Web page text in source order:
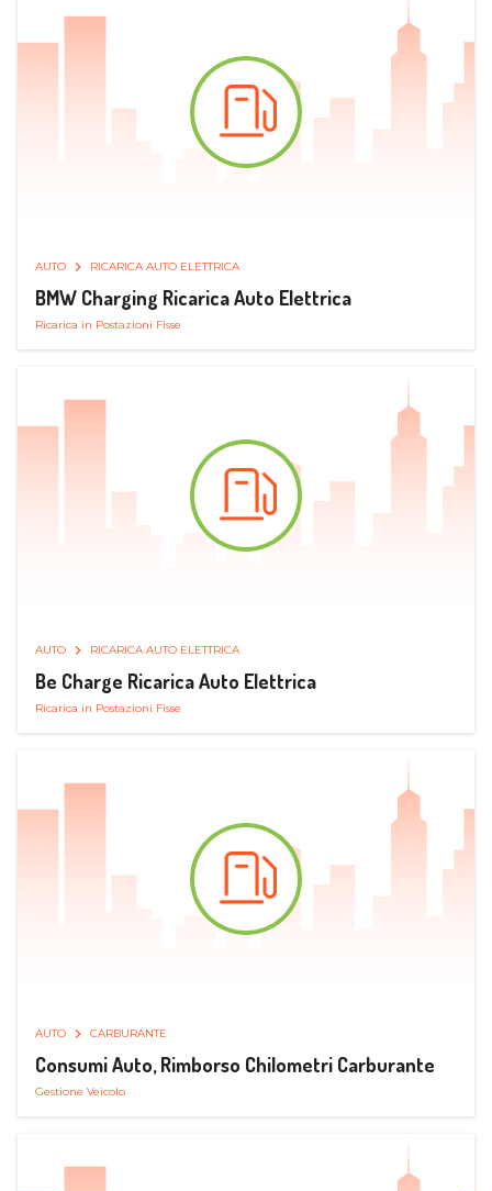
AUTO RICARICA AUTO ELETTRICA
BMW Charging Ricarica Auto Elettrica
Ricarica in Postazioni Fisse
AUTO RICARICA AUTO ELETTRICA
Be Charge Ricarica Auto Elettrica
Ricarica in Postazioni Fisse
AUTO CARBURANTE
Consumi Auto, Rimborso Chilometri Carburante
Gestione Veicolo